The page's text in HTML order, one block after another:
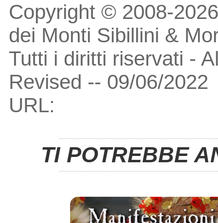
Copyright © 2008-
dei Monti Sibillini &
Tutti i diritti riservati -
Revised -- 09/06/2022
URL:
TI POTREBBE